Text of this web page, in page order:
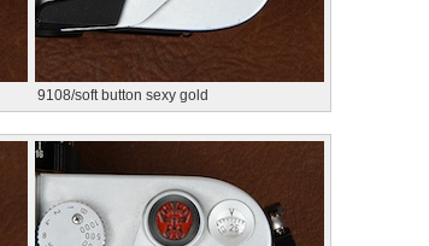
9108/soft button sexy gold